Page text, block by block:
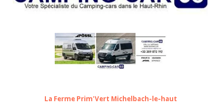
La Ferme Prim'Vert Michelbach-le-haut